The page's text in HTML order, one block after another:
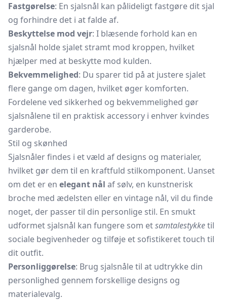
Fastgørelse: En sjalsnål kan pålideligt fastgøre dit sjal
og forhindre det i at falde af.
Beskyttelse mod vejr: I blæsende forhold kan en
sjalsnål holde sjalet stramt mod kroppen, hvilket
hjælper med at beskytte mod kulden.
Bekvemmelighed: Du sparer tid på at justere sjalet
flere gange om dagen, hvilket øger komforten.
Fordelene ved sikkerhed og bekvemmelighed gør
sjalsnålene til en praktisk accessory i enhver kvindes
garderobe.
Stil og skønhed
Sjalsnåler findes i et væld af designs og materialer,
hvilket gør dem til en kraftfuld stilkomponent. Uanset
om det er en elegant nål af sølv, en kunstnerisk
broche med ædelsten eller en vintage nål, vil du finde
noget, der passer til din personlige stil. En smukt
udformet sjalsnål kan fungere som etsamtalestykketil
sociale begivenheder og tilføje et sofistikeret touch til
dit outfit.
Personliggørelse: Brug sjalsnåle til at udtrykke din
personlighed gennem forskellige designs og
materialevalg.